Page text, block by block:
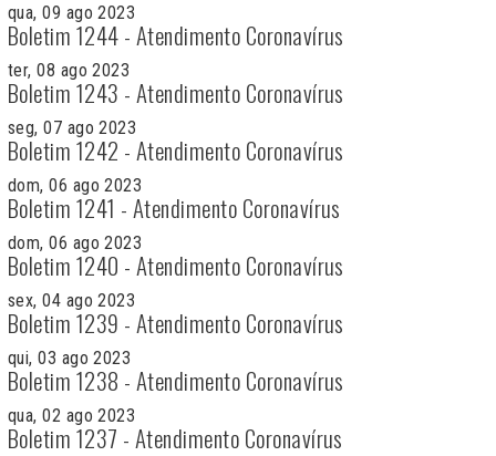
qua, 09 ago 2023
Boletim 1244 - Atendimento Coronavírus
ter, 08 ago 2023
Boletim 1243 - Atendimento Coronavírus
seg, 07 ago 2023
Boletim 1242 - Atendimento Coronavírus
dom, 06 ago 2023
Boletim 1241 - Atendimento Coronavírus
dom, 06 ago 2023
Boletim 1240 - Atendimento Coronavírus
sex, 04 ago 2023
Boletim 1239 - Atendimento Coronavírus
qui, 03 ago 2023
Boletim 1238 - Atendimento Coronavírus
qua, 02 ago 2023
Boletim 1237 - Atendimento Coronavírus